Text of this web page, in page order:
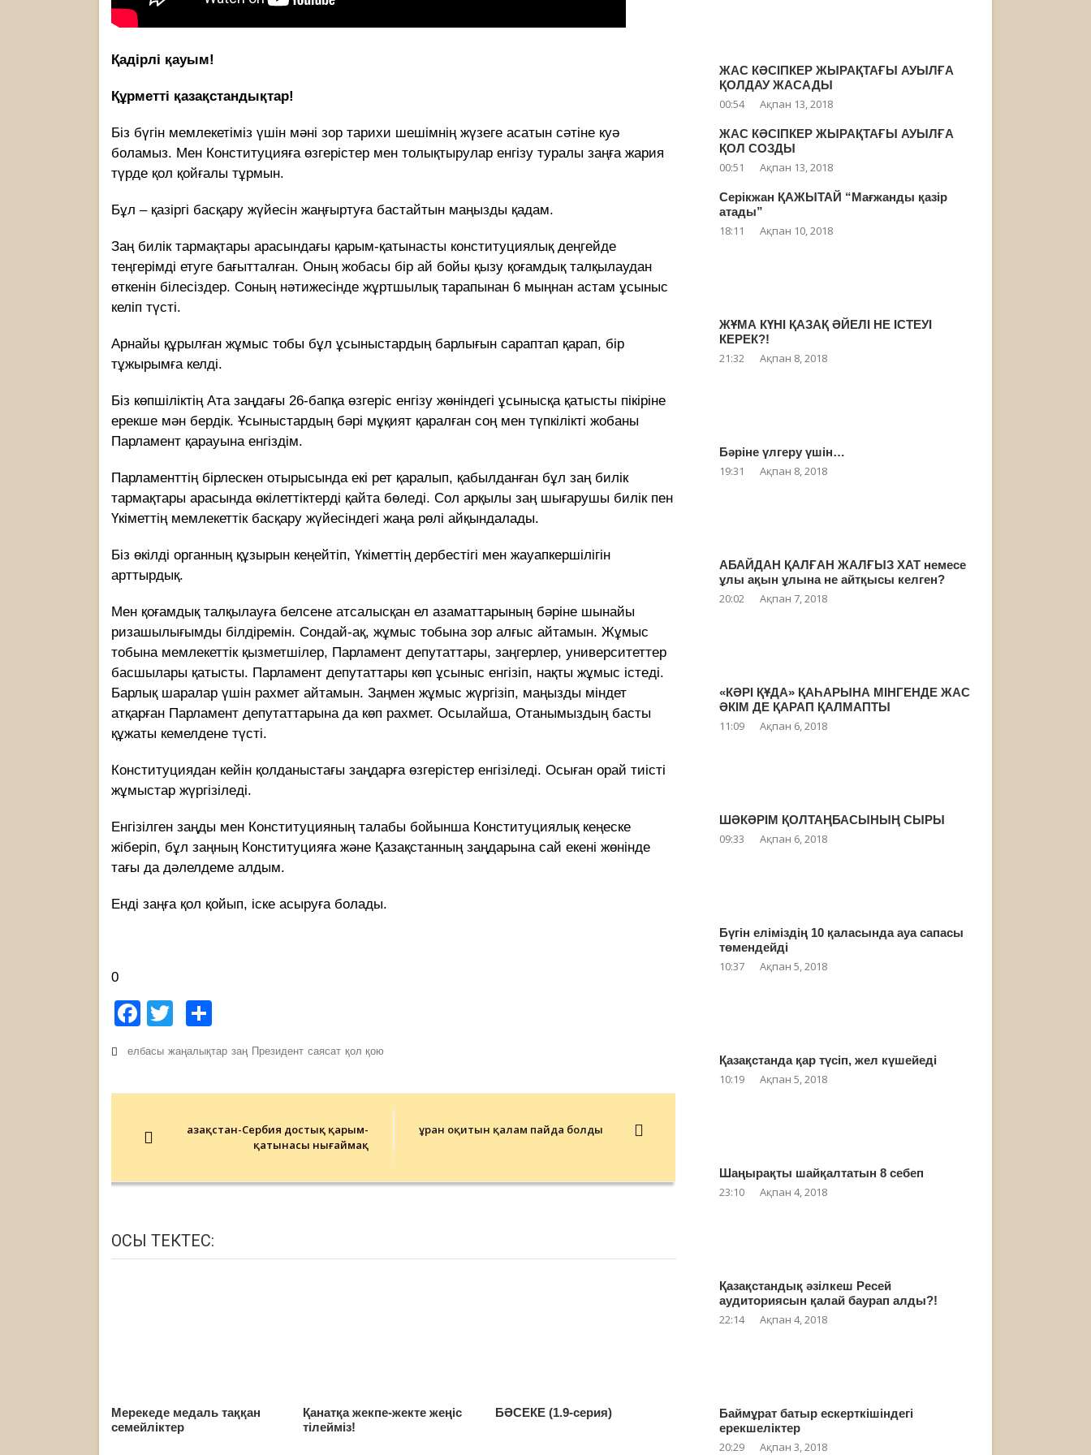
Қадірлі қауым!
Құрметті қазақстандықтар!
Біз бүгін мемлекетіміз үшін мәні зор тарихи шешімнің жүзеге асатын сәтіне куә
боламыз. Мен Конституцияға өзгерістер мен толықтырулар енгізу туралы заңға жария
түрде қол қойғалы тұрмын.
Бұл – қазіргі басқару жүйесін жаңғыртуға бастайтын маңызды қадам.
Заң билік тармақтары арасындағы қарым-қатынасты конституциялық деңгейде
теңгерімді етуге бағытталған. Оның жобасы бір ай бойы қызу қоғамдық талқылаудан
өткенін білесіздер. Соның нәтижесінде жұртшылық тарапынан 6 мыңнан астам ұсыныс
келіп түсті.
Арнайы құрылған жұмыс тобы бұл ұсыныстардың барлығын сараптап қарап, бір
тұжырымға келді.
Біз көпшіліктің Ата заңдағы 26-бапқа өзгеріс енгізу жөніндегі ұсынысқа қатысты пікіріне
ерекше мән бердік. Ұсыныстардың бәрі мұқият қаралған соң мен түпкілікті жобаны
Парламент қарауына енгіздім.
Парламенттің бірлескен отырысында екі рет қаралып, қабылданған бұл заң билік
тармақтары арасында өкілеттіктерді қайта бөледі. Сол арқылы заң шығарушы билік пен
Үкіметтің мемлекеттік басқару жүйесіндегі жаңа рөлі айқындалады.
Біз өкілді органның құзырын кеңейтіп, Үкіметтің дербестігі мен жауапкершілігін
арттырдық.
Мен қоғамдық талқылауға белсене атсалысқан ел азаматтарының бәріне шынайы
ризашылығымды білдіремін. Сондай-ақ, жұмыс тобына зор алғыс айтамын. Жұмыс
тобына мемлекеттік қызметшілер, Парламент депутаттары, заңгерлер, университеттер
басшылары қатысты. Парламент депутаттары көп ұсыныс енгізіп, нақты жұмыс істеді.
Барлық шаралар үшін рахмет айтамын. Заңмен жұмыс жүргізіп, маңызды міндет
атқарған Парламент депутаттарына да көп рахмет. Осылайша, Отанымыздың басты
құжаты кемелдене түсті.
Конституциядан кейін қолданыстағы заңдарға өзгерістер енгізіледі. Осыған орай тиісті
жұмыстар жүргізіледі.
Енгізілген заңды мен Конституцияның талабы бойынша Конституциялық кеңеске
жіберіп, бұл заңның Конституцияға және Қазақстанның заңдарына сай екені жөнінде
тағы да дәлелдеме алдым.
Енді заңға қол қойып, іске асыруға болады.
0
Facebook
Twitter
елбасы жаңалықтар заң Президент саясат қол қою
Қазақстан-Сербия достық қарым-
қатынасы нығаймақ
Құран оқитын қалам пайда болды
ОСЫ ТЕКТЕС:
Мерекеде медаль таққан
семейліктер
Қанатқа жекпе-жекте жеңіс
тілейміз!
БӘСЕКЕ (1.9-серия)
ЖАС КӘСІПКЕР ЖЫРАҚТАҒЫ АУЫЛҒА
ҚОЛДАУ ЖАСАДЫ
00:54 Ақпан 13, 2018
ЖАС КӘСІПКЕР ЖЫРАҚТАҒЫ АУЫЛҒА
ҚОЛ СОЗДЫ
00:51 Ақпан 13, 2018
Серікжан ҚАЖЫТАЙ “Мағжанды қазір
атады”
18:11 Ақпан 10, 2018
ЖҰМА КҮНІ ҚАЗАҚ ӘЙЕЛІ НЕ ІСТЕУІ
КЕРЕК?!
21:32 Ақпан 8, 2018
Бәріне үлгеру үшін…
19:31 Ақпан 8, 2018
АБАЙДАН ҚАЛҒАН ЖАЛҒЫЗ ХАТ немесе
ұлы ақын ұлына не айтқысы келген?
20:02 Ақпан 7, 2018
«КӘРІ ҚҰДА» ҚАҺАРЫНА МІНГЕНДЕ ЖАС
ӘКІМ ДЕ ҚАРАП ҚАЛМАПТЫ
11:09 Ақпан 6, 2018
ШӘКӘРІМ ҚОЛТАҢБАСЫНЫҢ СЫРЫ
09:33 Ақпан 6, 2018
Бүгін еліміздің 10 қаласында ауа сапасы
төмендейді
10:37 Ақпан 5, 2018
Қазақстанда қар түсіп, жел күшейеді
10:19 Ақпан 5, 2018
Шаңырақты шайқалтатын 8 себеп
23:10 Ақпан 4, 2018
Қазақстандық әзілкеш Ресей
аудиториясын қалай баурап алды?!
22:14 Ақпан 4, 2018
Баймұрат батыр ескерткішіндегі
ерекшеліктер
20:29 Ақпан 3, 2018